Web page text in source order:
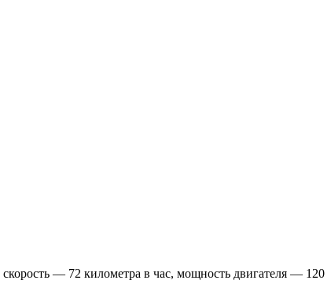
— 72 километра в час, мощность двигателя — 120